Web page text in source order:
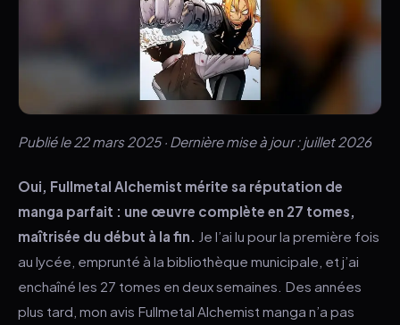
Publié le 22 mars 2025 · Dernière mise à jour : juillet 2026
Oui, Fullmetal Alchemist mérite sa réputation de
manga parfait : une œuvre complète en 27 tomes,
maîtrisée du début à la fin. Je l’ai lu pour la première fois
au lycée, emprunté à la bibliothèque municipale, et j’ai
enchaîné les 27 tomes en deux semaines. Des années
plus tard, mon avis Fullmetal Alchemist manga n’a pas